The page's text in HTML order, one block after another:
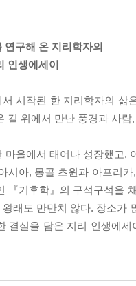
구해 온 지리학자의
인생에세이
시작된 한 지리학자의 삶
길 위에서 만난 풍경과 사
마을에서 태어나 성장했고,
시아, 몽골 초원과 아프리
『기후학』의 구석구석을
래도 만만치 않다. 장소가
결실을 담은 지리 인생에